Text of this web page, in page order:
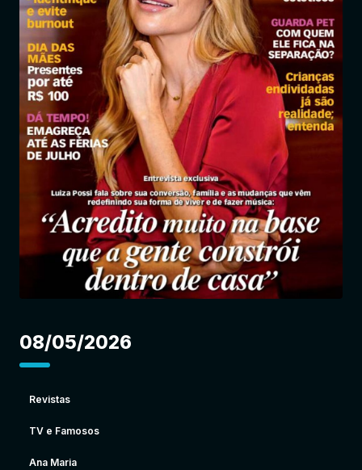
Jornais
Notícias
08/05/2026
Revistas
TV e Famosos
Ana Maria